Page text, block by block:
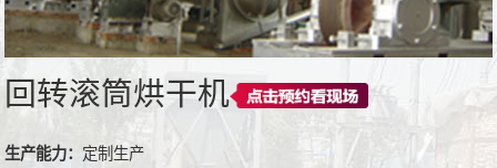
回转滚筒烘干机
生产能力： 定制生产